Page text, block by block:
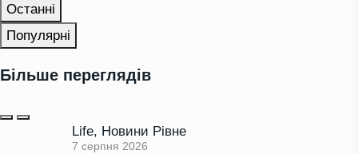
Останні
Популярні
Більше переглядів
Life, Новини Рівне
7 серпня 2026